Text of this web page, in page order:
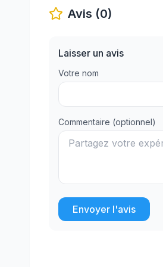
Avis (0)
Laisser un avis
Votre nom
Commentaire (optionnel)
Envoyer l'avis